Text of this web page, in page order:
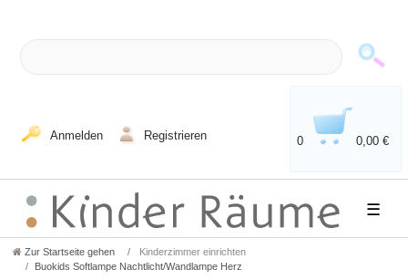
Anmelden Registrieren 0 0,00 €
☰
Zur Startseite gehen
Kinderzimmer einrichten
Buokids Softlampe Nachtlicht/Wandlampe Herz